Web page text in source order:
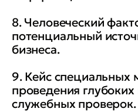
8. Человеческий
потенциальный
бизнеса.
9. Кейс специальных
проведения
служебных проверок.